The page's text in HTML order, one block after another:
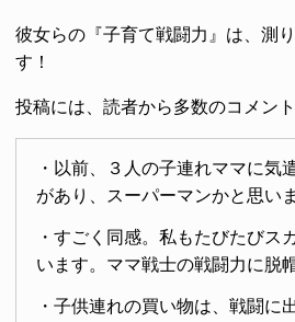
彼女らの『子育て戦闘力』は、測
す！
投稿には、読者から多数のコメン
・以前、３人の子連れママに気
があり、スーパーマンかと思い
・すごく同感。私もたびたびス
います。ママ戦士の戦闘力に脱
・子供連れの買い物は、戦闘に